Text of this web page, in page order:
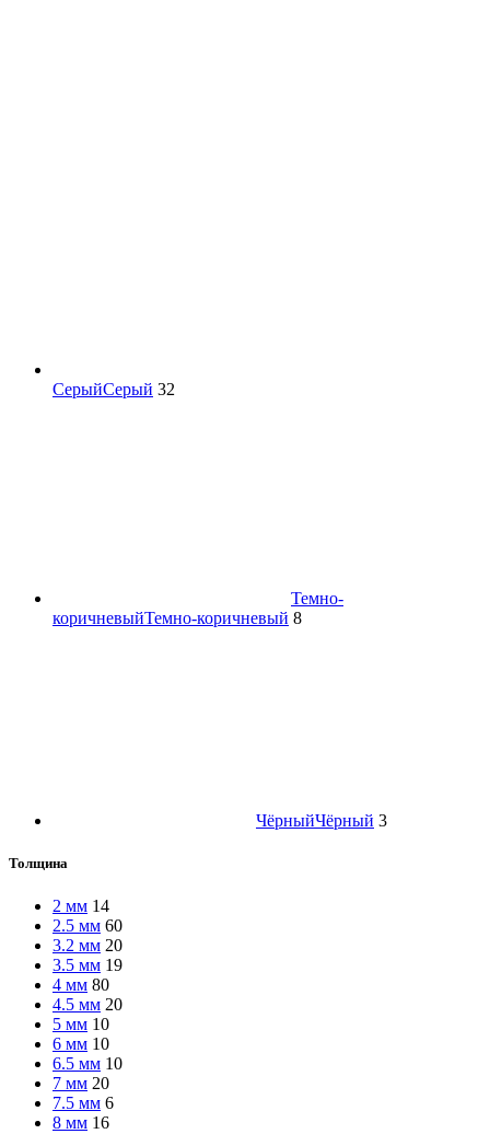
СерыйСерый 32
Темно-
коричневыйТемно-коричневый 8
ЧёрныйЧёрный 3
Толщина
2 мм 14
2.5 мм 60
3.2 мм 20
3.5 мм 19
4 мм 80
4.5 мм 20
5 мм 10
6 мм 10
6.5 мм 10
7 мм 20
7.5 мм 6
8 мм 16